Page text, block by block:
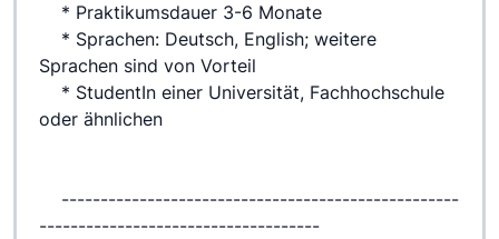
* Praktikumsdauer 3-6 Monate
Sprachen sind von Vorteil
oder ähnlichen
------------------------------------